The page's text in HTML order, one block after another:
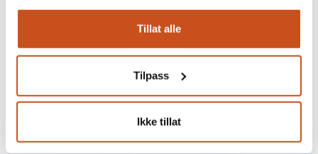
Tillat alle
Tilpass
Ikke tillat
Skiferen festes direkte i troa med klipt spiker. Hakk på siden
eksponert når skiferen i raden over legges på plass. Foto:
Karl Prytz/Bygningsvernprosjektet